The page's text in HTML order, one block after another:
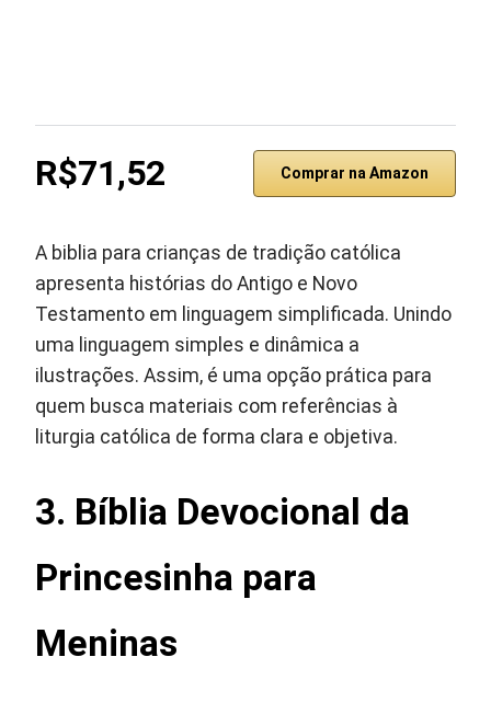
R$71,52 Comprar na Amazon
A biblia para crianças de tradição católica
apresenta histórias do Antigo e Novo
Testamento em linguagem simplificada. Unindo
uma linguagem simples e dinâmica a
ilustrações. Assim, é uma opção prática para
quem busca materiais com referências à
liturgia católica de forma clara e objetiva.
3. Bíblia Devocional da
Princesinha para
Meninas